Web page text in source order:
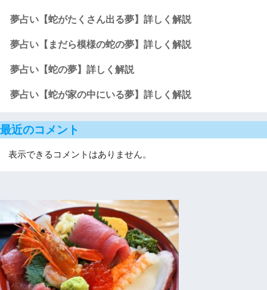
夢占い【蛇がたくさん出る夢】詳しく解説
夢占い【まだら模様の蛇の夢】詳しく解説
夢占い【蛇の夢】詳しく解説
夢占い【蛇が家の中にいる夢】詳しく解説
最近のコメント
表示できるコメントはありません。